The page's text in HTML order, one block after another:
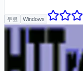
무료 Windows